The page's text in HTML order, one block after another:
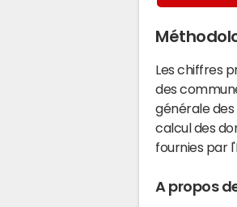
Les chiffres
des
générale des
calcul des
fournies par
A propos